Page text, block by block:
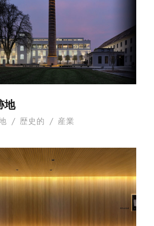
ERBA跡地
地
/ 歴史的 / 産業
ンヘン刑事裁判所